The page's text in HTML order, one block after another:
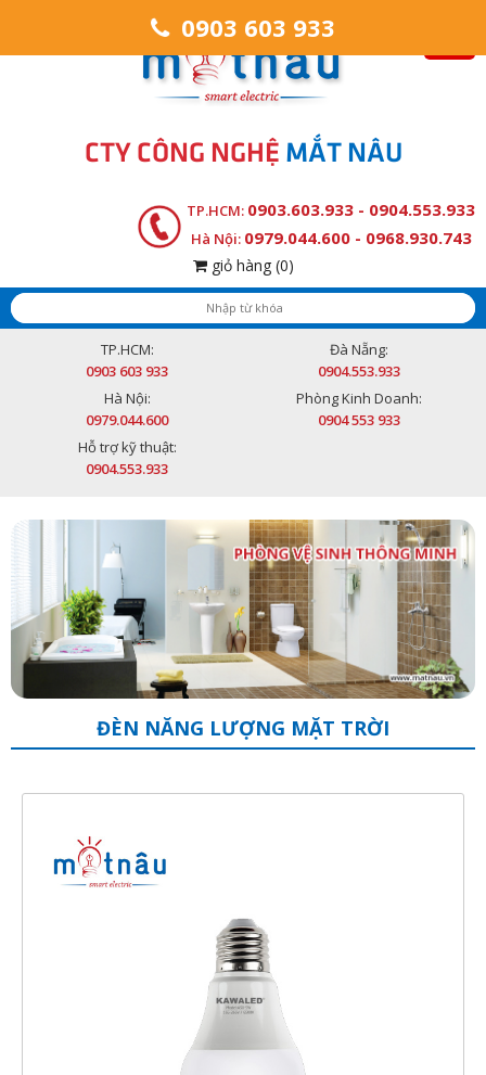
CTY CÔNG NGHỆ MẮT NÂU
TP.HCM: 0903.603.933 - 0904.553.933
Hà Nội: 0979.044.600 - 0968.930.743
giỏ hàng (0)
TP.HCM:
0903 603 933
Đà Nẵng:
0904.553.933
Hà Nội:
0979.044.600
Phòng Kinh Doanh:
0904 553 933
Hỗ trợ kỹ thuật:
0904.553.933
ĐÈN NĂNG LƯỢNG MẶT TRỜI
0903 603 933